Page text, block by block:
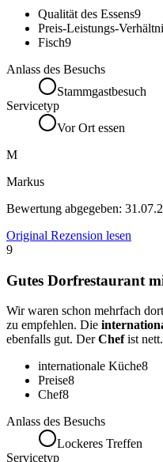
Qualität des Essens9
Preis-Leistungs-
Fisch9
Anlass des Besuchs
Stammgastbesuch
Servicetyp
Vor Ort essen
M
Markus
Bewertung abgegeben:
Original Rezension lesen
9
Gutes Dorfrestaurant
Wir waren schon mehrfach
zu empfehlen. Die
ebenfalls gut. DerChefist nett.
internationale Küche8
Preise8
Chef8
Anlass des Besuchs
Lockeres Treffen
Servicetyp